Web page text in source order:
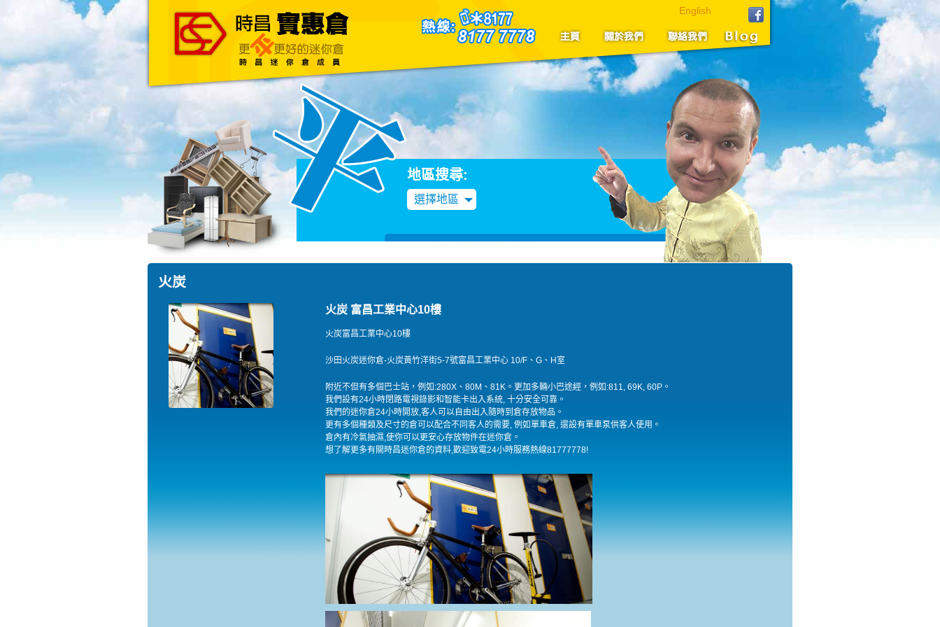
主頁 關於我們 聯絡我們
English
地區搜尋:
選擇地區
火炭
火炭 富昌工業中心10樓
火炭富昌工業中心10樓
沙田火炭迷你倉-火炭黃竹洋街5-7號富昌工業中心 10/F、G、H室
附近不但有多個巴士站，例如:280X、80M、81K。更加多輛小巴途經，例如:811, 69K, 60P。
我們設有24小時閉路電視錄影和智能卡出入系統, 十分安全可靠。
我們的迷你倉24小時開放,客人可以自由出入隨時到倉存放物品。
更有多個種類及尺寸的倉可以配合不同客人的需要, 例如單車倉, 還設有單車泵供客人使用。
倉內有冷氣抽濕,使你可以更安心存放物件在迷你倉。
想了解更多有關時昌迷你倉的資料,歡迎致電24小時服務熱線81777778!